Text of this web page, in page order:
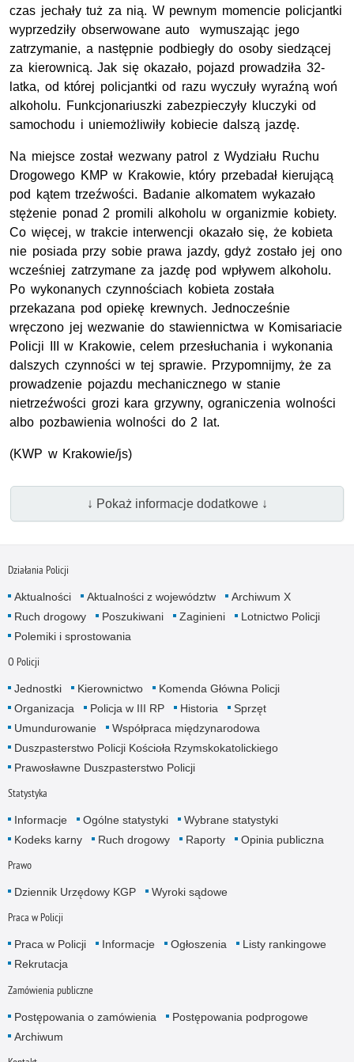
czas jechały tuż za nią. W pewnym momencie policjantki
wyprzedziły obserwowane auto wymuszając jego
zatrzymanie, a następnie podbiegły do osoby siedzącej
za kierownicą. Jak się okazało, pojazd prowadziła 32-
latka, od której policjantki od razu wyczuły wyraźną woń
alkoholu. Funkcjonariuszki zabezpieczyły kluczyki od
samochodu i uniemożliwiły kobiecie dalszą jazdę.
Na miejsce został wezwany patrol z Wydziału Ruchu
Drogowego KMP w Krakowie, który przebadał kierującą
pod kątem trzeźwości. Badanie alkomatem wykazało
stężenie ponad 2 promili alkoholu w organizmie kobiety.
Co więcej, w trakcie interwencji okazało się, że kobieta
nie posiada przy sobie prawa jazdy, gdyż zostało jej ono
wcześniej zatrzymane za jazdę pod wpływem alkoholu.
Po wykonanych czynnościach kobieta została
przekazana pod opiekę krewnych. Jednocześnie
wręczono jej wezwanie do stawiennictwa w Komisariacie
Policji III w Krakowie, celem przesłuchania i wykonania
dalszych czynności w tej sprawie. Przypomnijmy, że za
prowadzenie pojazdu mechanicznego w stanie
nietrzeźwości grozi kara grzywny, ograniczenia wolności
albo pozbawienia wolności do 2 lat.
(KWP w Krakowie/js)
↓ Pokaż informacje dodatkowe ↓
Działania Policji
Aktualności Aktualności z województw
Archiwum X
Ruch drogowy
Poszukiwani Zaginieni
Lotnictwo Policji
Polemiki i sprostowania
O Policji
Jednostki Kierownictwo
Komenda Główna Policji
Organizacja
Policja w III RP Historia
Sprzęt
Umundurowanie
Współpraca międzynarodowa
Duszpasterstwo Policji Kościoła Rzymskokatolickiego
Prawosławne Duszpasterstwo Policji
Statystyka
Informacje Ogólne statystyki
Wybrane statystyki
Kodeks karny
Ruch drogowy Raporty Opinia publiczna
Prawo
Dziennik Urzędowy KGP Wyroki sądowe
Praca w Policji
Praca w Policji Informacje Ogłoszenia
Listy rankingowe
Rekrutacja
Zamówienia publiczne
Postępowania o zamówienia
Postępowania podprogowe
Archiwum